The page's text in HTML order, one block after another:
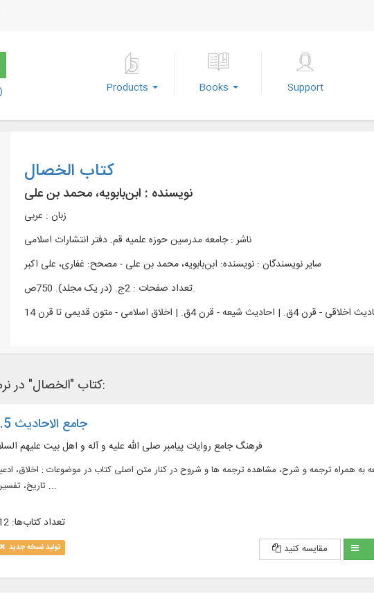
) Products Books Support
کتاب الخصال
نویسنده : ابن‌بابویه، محمد بن علی
زبان : عربی
ناشر :جامعه مدرسین حوزه علمیه قم. دفتر انتشارات اسلامی
سایر نویسندگان : نویسنده: ابن‌بابویه، محمد بن علی - مصحح: غفاری، علی‌ اکبر
تعداد صفحات : 2ج. (در یک مجلد). 750ص.
کتاب "الخصال" در نرم‌افزار های کتابخانه ای زیر وجود دارد:
جامع الاحادیث 3.5
فرهنگ جامع روایات پیامبر صلی الله علیه و آله و اهل بیت علیهم
شامل منابع روایی شیعه به همراه ترجمه و شرح، مشاهده ترجمه ها و شروح در کنار متن اصلی کتاب در موضوعات : اخلاق،
تاریخ، تفسیر و ...
تعداد کتاب‌ها: 412
تولید نسخه جدید مقایسه کنید